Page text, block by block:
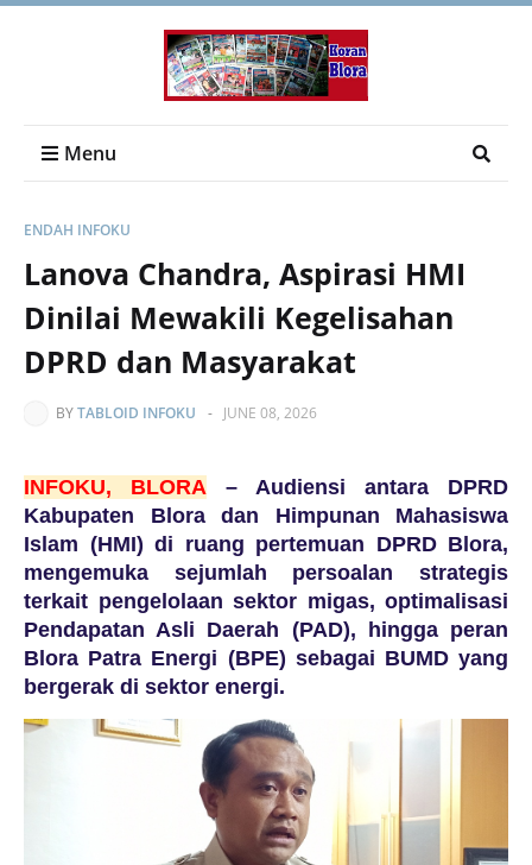
Menu
ENDAH INFOKU
Lanova Chandra, Aspirasi HMI
Dinilai Mewakili Kegelisahan
DPRD dan Masyarakat
BYTABLOID INFOKU - JUNE 08, 2026
INFOKU, BLORA
– Audiensi antara DPRD
Kabupaten Blora dan Himpunan Mahasiswa
Islam (HMI) di ruang pertemuan DPRD Blora,
mengemuka sejumlah persoalan strategis
terkait pengelolaan sektor migas, optimalisasi
Pendapatan Asli Daerah (PAD), hingga peran
Blora Patra Energi (BPE) sebagai BUMD yang
bergerak di sektor energi.